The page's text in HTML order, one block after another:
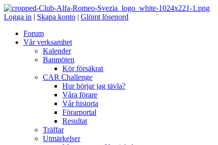
Logga in | Skapa konto | Glömt lösenord
Forum
Vår verksamhet
Kalender
Banmöten
Kör försäkrat
CAR Challenge
Hur börjar jag tävla?
Våra förare
Vår historia
Förarportal
Resultat
Träffar
Utmärkelser